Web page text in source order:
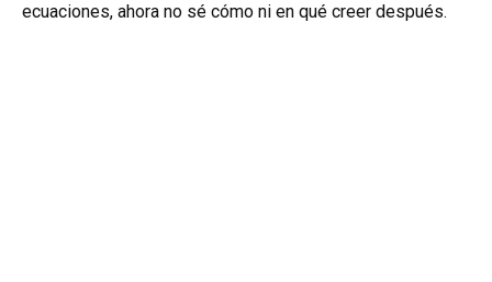
ecuaciones, ahora no sé cómo ni en qué creer después.